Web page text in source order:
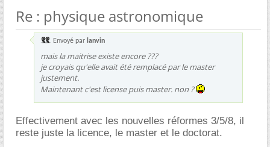
Re : physique astronomique
Envoyé par lanvin
mais la maitrise existe encore ???
je croyais qu'elle avait été remplacé par le master
justement.
Maintenant c'est license puis master. non ?
Effectivement avec les nouvelles réformes 3/5/8, il
reste juste la licence, le master et le doctorat.